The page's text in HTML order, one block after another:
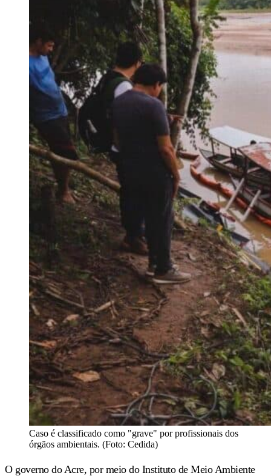
Caso é classificado como "grave" por profissionais dos
órgãos ambientais. (Foto: Cedida)
O governo do Acre, por meio do Instituto de Meio Ambiente